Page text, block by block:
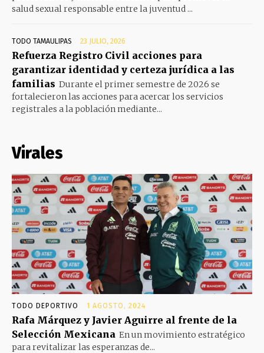
salud sexual responsable entre la juventud ...
TODO TAMAULIPAS 23 JULIO, 2026
Refuerza Registro Civil acciones para
garantizar identidad y certeza jurídica a las
familias Durante el primer semestre de 2026 se
fortalecieron las acciones para acercar los servicios
registrales a la población mediante...
Virales
TODO DEPORTIVO 1 AGOSTO, 2024
Rafa Márquez y Javier Aguirre al frente de la
Selección Mexicana En un movimiento estratégico
para revitalizar las esperanzas de...